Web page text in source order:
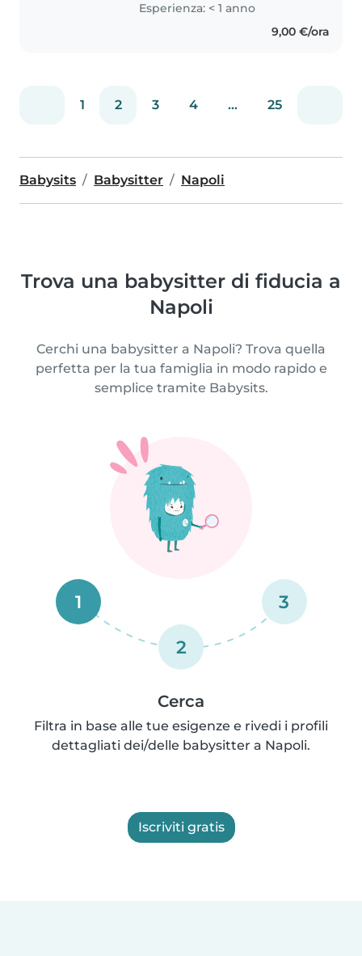
percorso di crescita sicuro,
stimolante e sereno. Il mio
Esperienza: < 1 anno
9,00 €/ora
1 2 3 4 ... 25
Babysits Babysitter Napoli
Trova una babysitter di fiducia a
Napoli
Cerchi una babysitter a Napoli? Trova quella
perfetta per la tua famiglia in modo rapido e
semplice tramite Babysits.
1
2
3
Cerca
Filtra in base alle tue esigenze e rivedi i profili
dettagliati dei/delle babysitter a Napoli.
Iscriviti gratis